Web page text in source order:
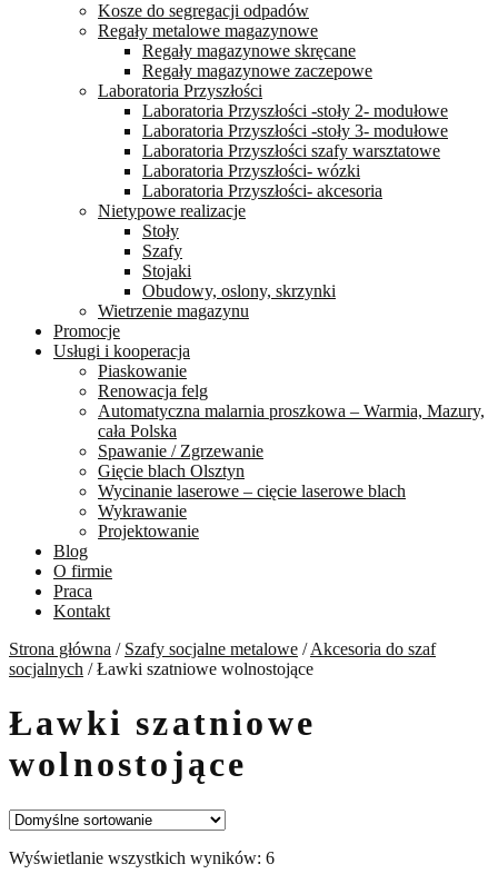
Kosze do segregacji odpadów
Regały metalowe magazynowe
Regały magazynowe skręcane
Regały magazynowe zaczepowe
Laboratoria Przyszłości
Laboratoria Przyszłości -stoły 2- modułowe
Laboratoria Przyszłości -stoły 3- modułowe
Laboratoria Przyszłości szafy warsztatowe
Laboratoria Przyszłości- wózki
Laboratoria Przyszłości- akcesoria
Nietypowe realizacje
Stoły
Szafy
Stojaki
Obudowy, oslony, skrzynki
Wietrzenie magazynu
Promocje
Usługi i kooperacja
Piaskowanie
Renowacja felg
Automatyczna malarnia proszkowa – Warmia, Mazury,
cała Polska
Spawanie / Zgrzewanie
Gięcie blach Olsztyn
Wycinanie laserowe – cięcie laserowe blach
Wykrawanie
Projektowanie
Blog
O firmie
Praca
Kontakt
Strona główna / Szafy socjalne metalowe /Akcesoria do szaf
socjalnych /Ławki szatniowe wolnostojące
Ławki szatniowe
wolnostojące
Wyświetlanie wszystkich wyników: 6